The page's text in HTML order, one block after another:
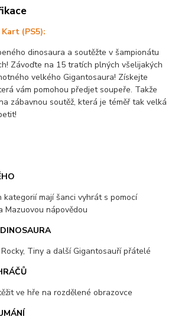
(PS5):
dinosaura a soutěžte v šampionátu
Závoďte na 15 tratích plných všelijakých
velkého Gigantosaura! Získejte
vám pomohou předjet soupeře. Takže
zábavnou soutěž, která je téměř tak velká
kategorií mají šanci vyhrát s pomocí
Mazuovou nápovědou
Tiny a další Gigantosauří přátelé
ve hře na rozdělené obrazovce